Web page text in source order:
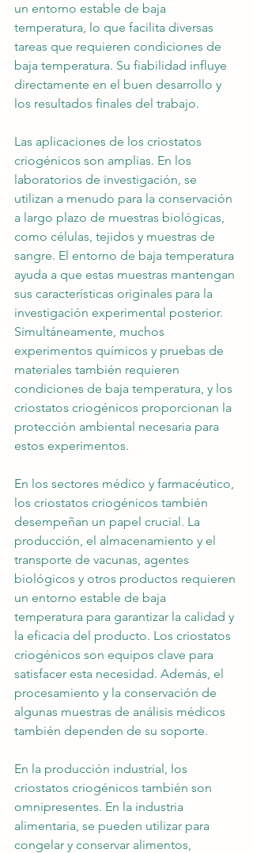
un entorno estable de baja
temperatura, lo que facilita diversas
tareas que requieren condiciones de
baja temperatura. Su fiabilidad influye
directamente en el buen desarrollo y
los resultados finales del trabajo.
Las aplicaciones de los criostatos
criogénicos son amplias. En los
laboratorios de investigación, se
utilizan a menudo para la conservación
a largo plazo de muestras biológicas,
como células, tejidos y muestras de
sangre. El entorno de baja temperatura
ayuda a que estas muestras mantengan
sus características originales para la
investigación experimental posterior.
Simultáneamente, muchos
experimentos químicos y pruebas de
materiales también requieren
condiciones de baja temperatura, y los
criostatos criogénicos proporcionan la
protección ambiental necesaria para
estos experimentos.
En los sectores médico y farmacéutico,
los criostatos criogénicos también
desempeñan un papel crucial. La
producción, el almacenamiento y el
transporte de vacunas, agentes
biológicos y otros productos requieren
un entorno estable de baja
temperatura para garantizar la calidad y
la eficacia del producto. Los criostatos
criogénicos son equipos clave para
satisfacer esta necesidad. Además, el
procesamiento y la conservación de
algunas muestras de análisis médicos
también dependen de su soporte.
En la producción industrial, los
criostatos criogénicos también son
omnipresentes. En la industria
alimentaria, se pueden utilizar para
congelar y conservar alimentos,